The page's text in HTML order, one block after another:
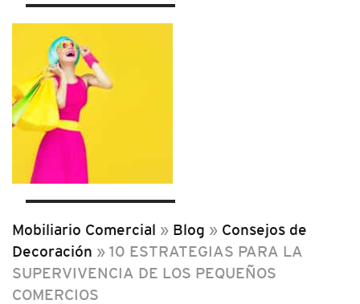
Mobiliario Comercial » Blog » Consejos de
Decoración » 10 ESTRATEGIAS PARA LA
SUPERVIVENCIA DE LOS PEQUEÑOS
COMERCIOS